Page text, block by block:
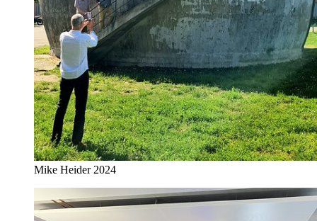
Mike Heider 2024